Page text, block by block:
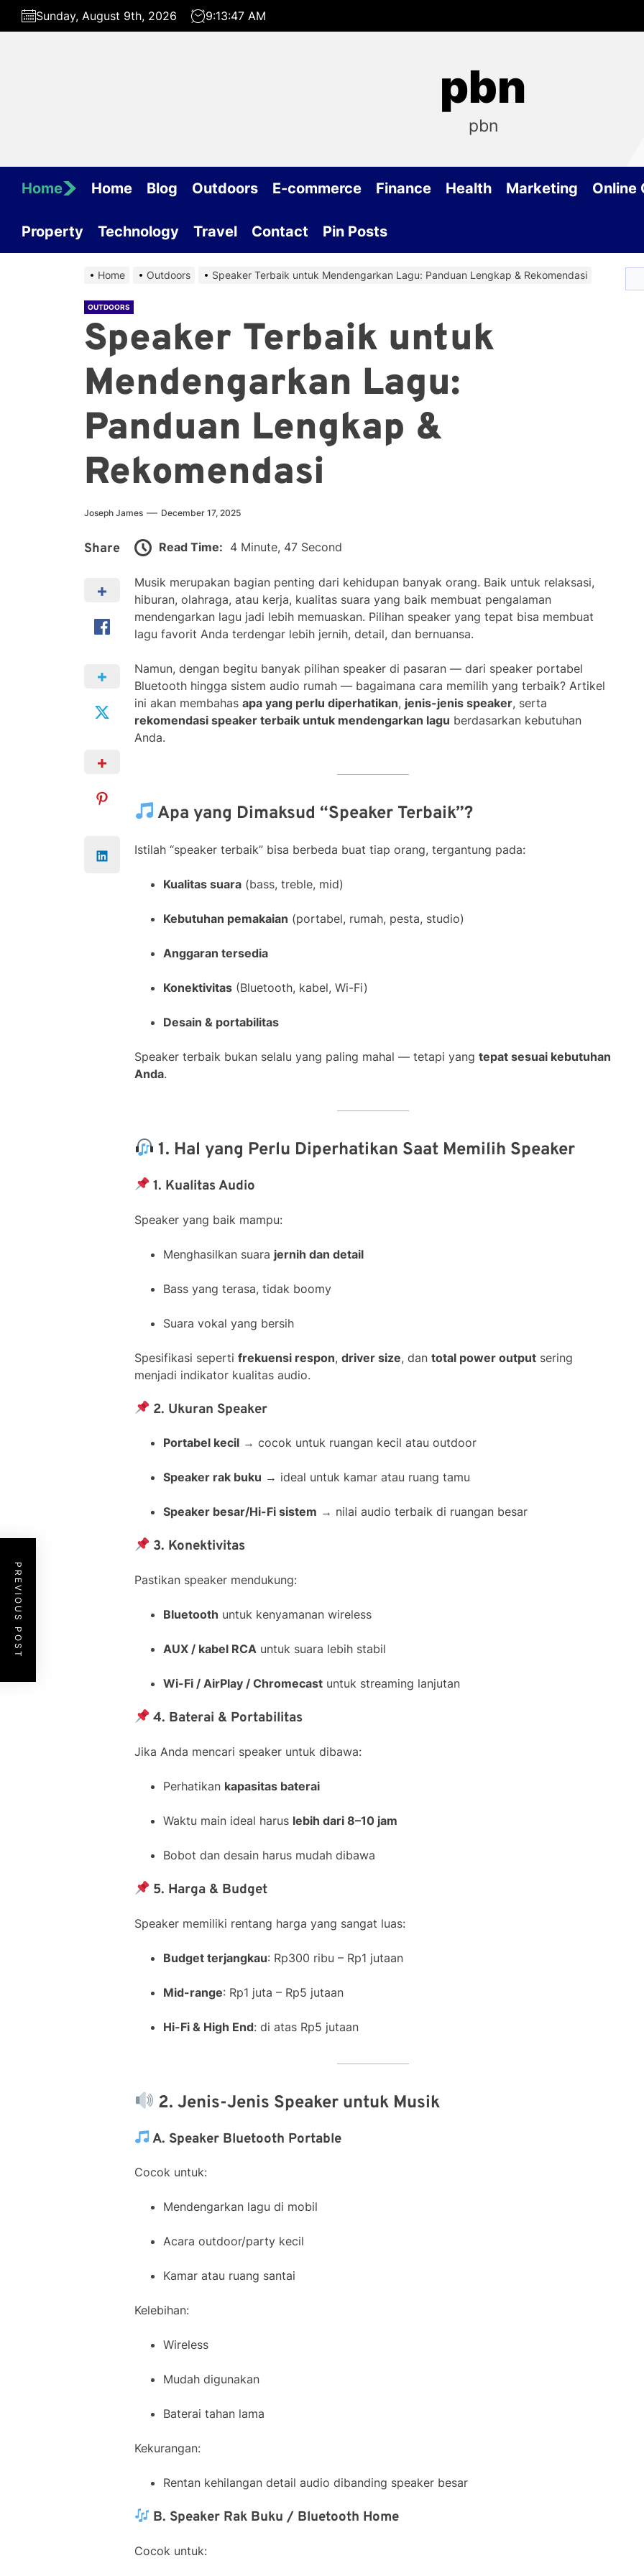
Skip
Sunday, August 9th, 2026 9:13:48 AM
pbn
pbn
Home Home Blog Outdoors E-commerce Finance Health Marketing Online
Property Technology Travel Contact Pin Posts
Home Outdoors Speaker Terbaik untuk Mendengarkan Lagu: Panduan Lengkap & Rekomendasi
OUTDOORS
Speaker Terbaik untuk
Mendengarkan Lagu:
Panduan Lengkap &
Rekomendasi
Joseph James December 17, 2025
Share Read Time: 4 Minute, 47 Second
Musik merupakan bagian penting dari kehidupan banyak orang. Baik untuk relaksasi,
hiburan, olahraga, atau kerja, kualitas suara yang baik membuat pengalaman
mendengarkan lagu jadi lebih memuaskan. Pilihan speaker yang tepat bisa membuat
lagu favorit Anda terdengar lebih jernih, detail, dan bernuansa.
Namun, dengan begitu banyak pilihan speaker di pasaran — dari speaker portabel
Bluetooth hingga sistem audio rumah — bagaimana cara memilih yang terbaik? Artikel
ini akan membahas apa yang perlu diperhatikan, jenis-jenis speaker, serta
rekomendasi speaker terbaik untuk mendengarkan lagu berdasarkan kebutuhan
Anda.
Apa yang Dimaksud “Speaker Terbaik”?
Istilah “speaker terbaik” bisa berbeda buat tiap orang, tergantung pada:
Kualitas suara (bass, treble, mid)
Kebutuhan pemakaian (portabel, rumah, pesta, studio)
Anggaran tersedia
Konektivitas (Bluetooth, kabel, Wi-Fi)
Desain & portabilitas
Speaker terbaik bukan selalu yang paling mahal — tetapi yang tepat sesuai kebutuhan
Anda.
1. Hal yang Perlu Diperhatikan Saat Memilih Speaker
1. Kualitas Audio
Speaker yang baik mampu:
Menghasilkan suara jernih dan detail
Bass yang terasa, tidak boomy
Suara vokal yang bersih
Spesifikasi seperti frekuensi respon, driver size, dan total power output sering
menjadi indikator kualitas audio.
2. Ukuran Speaker
Portabel kecil → cocok untuk ruangan kecil atau outdoor
Speaker rak buku → ideal untuk kamar atau ruang tamu
Speaker besar/Hi-Fi sistem → nilai audio terbaik di ruangan besar
3. Konektivitas
Pastikan speaker mendukung:
Bluetooth untuk kenyamanan wireless
AUX / kabel RCA untuk suara lebih stabil
Wi-Fi / AirPlay / Chromecast untuk streaming lanjutan
4. Baterai & Portabilitas
Jika Anda mencari speaker untuk dibawa:
Perhatikan kapasitas baterai
Waktu main ideal harus lebih dari 8–10 jam
Bobot dan desain harus mudah dibawa
5. Harga & Budget
Speaker memiliki rentang harga yang sangat luas:
Budget terjangkau: Rp300 ribu – Rp1 jutaan
Mid-range: Rp1 juta – Rp5 jutaan
Hi-Fi & High End: di atas Rp5 jutaan
2. Jenis-Jenis Speaker untuk Musik
A. Speaker Bluetooth Portable
Cocok untuk:
Mendengarkan lagu di mobil
Acara outdoor/party kecil
Kamar atau ruang santai
Kelebihan:
Wireless
Mudah digunakan
Baterai tahan lama
Kekurangan:
Rentan kehilangan detail audio dibanding speaker besar
B. Speaker Rak Buku / Bluetooth Home
Cocok untuk:
PREVIOUS POST